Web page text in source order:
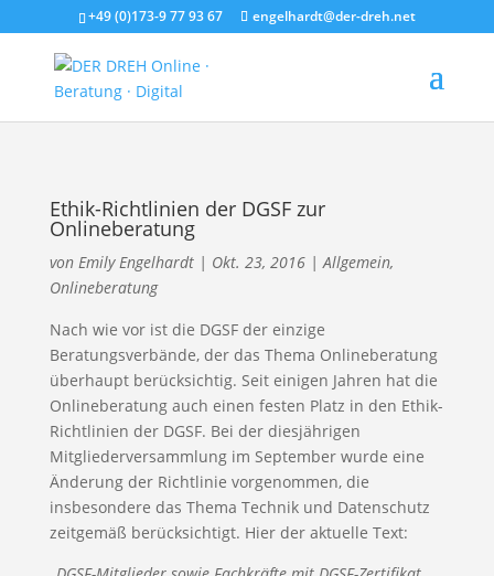
+49 (0)173-9 77 93 67 engelhardt@der-dreh.net
Ethik-Richtlinien der DGSF zur
Onlineberatung
von Emily Engelhardt| Okt. 23, 2016|Allgemein,
Onlineberatung
Nach wie vor ist die DGSF der einzige
Beratungsverbände, der das Thema Onlineberatung
überhaupt berücksichtig. Seit einigen Jahren hat die
Onlineberatung auch einen festen Platz in den Ethik-
Richtlinien der DGSF. Bei der diesjährigen
Mitgliederversammlung im September wurde eine
Änderung der Richtlinie vorgenommen, die
insbesondere das Thema Technik und Datenschutz
zeitgemäß berücksichtigt. Hier der aktuelle Text: